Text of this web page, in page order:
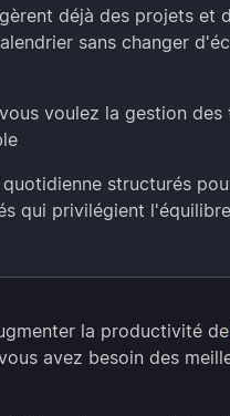
déjà des projets et
sans changer
voulez la gestion des
structurés
qui privilégient
la productivité de
avez besoin des